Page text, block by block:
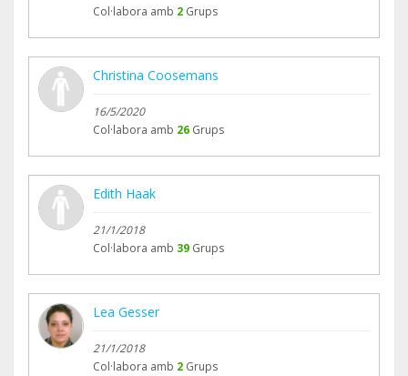
Col·labora amb 2 Grups
Christina Coosemans
16/5/2020
Col·labora amb 26 Grups
Edith Haak
21/1/2018
Col·labora amb 39 Grups
Lea Gesser
21/1/2018
Col·labora amb 2 Grups